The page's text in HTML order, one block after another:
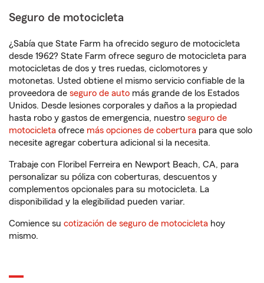
Seguro de motocicleta
¿Sabía que State Farm ha ofrecido seguro de motocicleta
desde 1962? State Farm ofrece seguro de motocicleta para
motocicletas de dos y tres ruedas, ciclomotores y
motonetas. Usted obtiene el mismo servicio confiable de la
proveedora de seguro de auto más grande de los Estados
Unidos. Desde lesiones corporales y daños a la propiedad
hasta robo y gastos de emergencia, nuestro seguro de
motocicleta ofrece más opciones de cobertura para que solo
necesite agregar cobertura adicional si la necesita.
Trabaje con Floribel Ferreira en Newport Beach, CA, para
personalizar su póliza con coberturas, descuentos y
complementos opcionales para su motocicleta. La
disponibilidad y la elegibilidad pueden variar.
Comience su cotización de seguro de motocicleta hoy
mismo.